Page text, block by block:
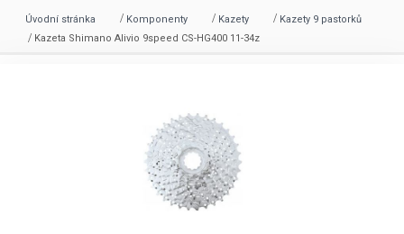
Úvodní stránka Komponenty Kazety
Kazety 9 pastorků
Kazeta Shimano Alivio 9speed CS-HG400 11-34z